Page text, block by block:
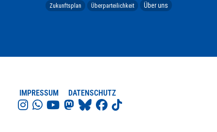
Zukunftsplan Überparteilichkeit Über uns
IMPRESSUM DATENSCHUTZ